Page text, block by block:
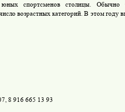
спортсменов столицы. Обычно
возрастных категорий. В этом году
8 916 665 13 93